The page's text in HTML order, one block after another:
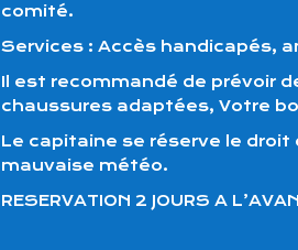
comité.
Services : Accès handicapés,
Il est recommandé de prévoir
chaussures adaptées, Votre
Le capitaine se réserve le droit
mauvaise météo.
RESERVATION 2 JOURS A